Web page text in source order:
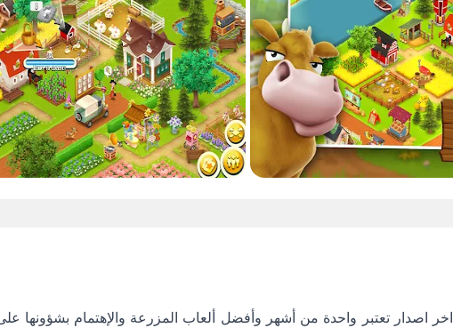
اخر اصدار تعتبر واحدة من أشهر وأفضل ألعاب المزرعة والإهتمام بشؤونها